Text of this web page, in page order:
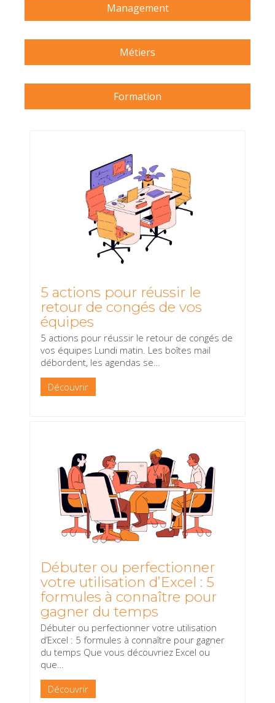
Management
Métiers
Formation
5 actions pour réussir le
retour de congés de vos
équipes
5 actions pour réussir le retour de congés de
vos équipes Lundi matin. Les boîtes mail
débordent, les agendas se…
Découvrir
Débuter ou perfectionner
votre utilisation d’Excel : 5
formules à connaître pour
gagner du temps
Débuter ou perfectionner votre utilisation
d’Excel : 5 formules à connaître pour gagner
du temps Que vous découvriez Excel ou
que…
Découvrir